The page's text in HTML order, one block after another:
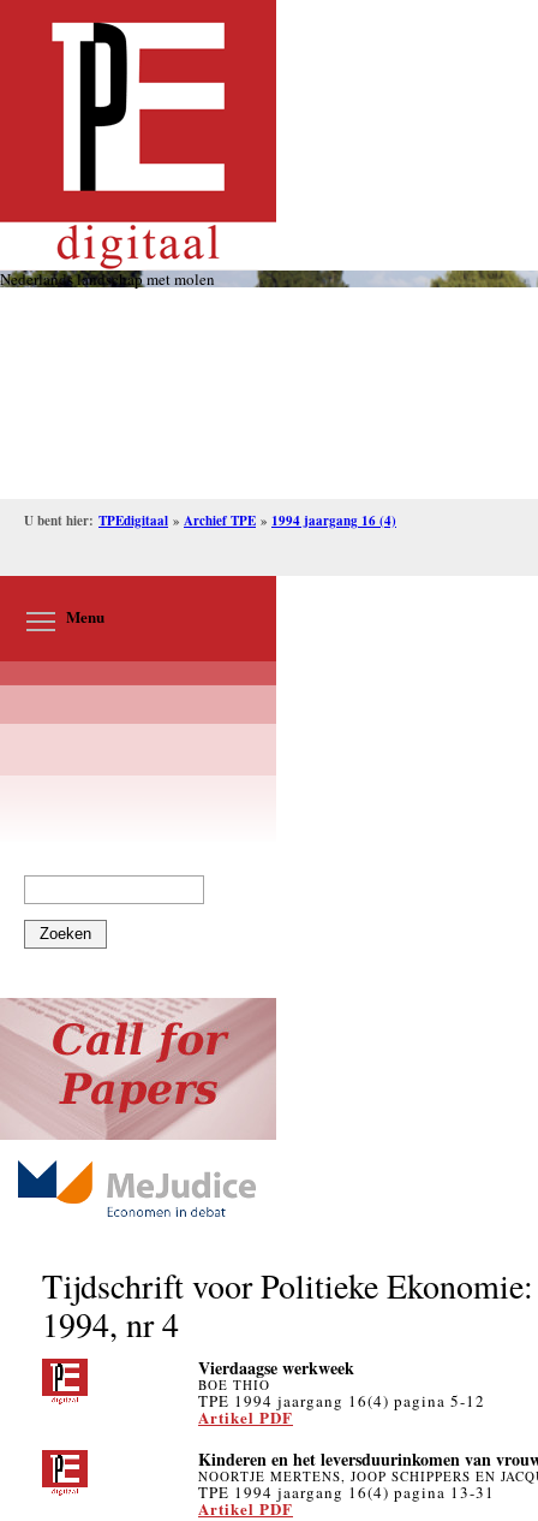
Nederlands landschap met molen
U bent hier: TPEdigitaal » Archief TPE » 1994 jaargang 16 (4)
Menu
Zoeken
Tijdschrift voor Politieke Ekonomie:
1994, nr 4
Vierdaagse werkweek
BOE THIO
TPE 1994 jaargang 16(4) pagina 5-12
Artikel PDF
Kinderen en het leversduurinkomen van
NOORTJE MERTENS, JOOP SCHIPPERS EN
TPE 1994 jaargang 16(4) pagina 13-31
Artikel PDF